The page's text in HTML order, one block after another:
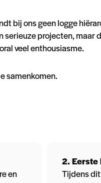
bij ons geen logge
projecten, maar
veel enthousiasme.
samenkomen.
en
2.
Tijdens